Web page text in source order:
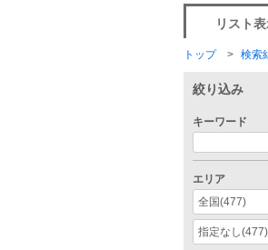
リスト
トップ 検索
絞り込み
キーワード
エリア
全国(477)
指定なし(477)